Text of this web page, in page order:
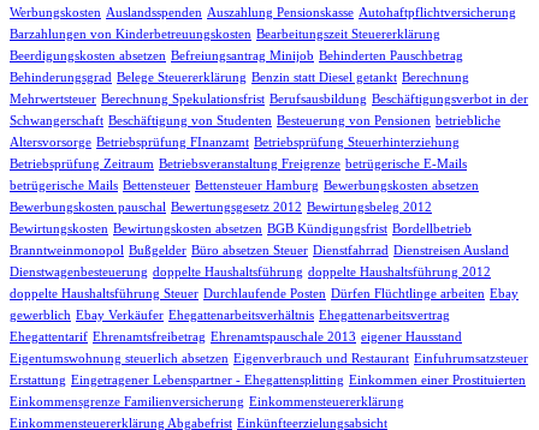
Werbungskosten Auslandsspenden Auszahlung Pensionskasse Autohaftpflichtversicherung
Barzahlungen von Kinderbetreuungskosten Bearbeitungszeit Steuererklärung
Beerdigungskosten absetzen Befreiungsantrag Minijob Behinderten Pauschbetrag
Behinderungsgrad Belege Steuererklärung Benzin statt Diesel getankt Berechnung
Mehrwertsteuer Berechnung Spekulationsfrist Berufsausbildung Beschäftigungsverbot in der
Schwangerschaft Beschäftigung von Studenten Besteuerung von Pensionen betriebliche
Altersvorsorge Betriebsprüfung FInanzamt Betriebsprüfung Steuerhinterziehung
Betriebsprüfung Zeitraum Betriebsveranstaltung Freigrenze betrügerische E-Mails
betrügerische Mails Bettensteuer Bettensteuer Hamburg Bewerbungskosten absetzen
Bewerbungskosten pauschal Bewertungsgesetz 2012 Bewirtungsbeleg 2012
Bewirtungskosten Bewirtungskosten absetzen BGB Kündigungsfrist Bordellbetrieb
Branntweinmonopol Bußgelder Büro absetzen Steuer Dienstfahrrad Dienstreisen Ausland
Dienstwagenbesteuerung doppelte Haushaltsführung doppelte Haushaltsführung 2012
doppelte Haushaltsführung Steuer Durchlaufende Posten Dürfen Flüchtlinge arbeiten Ebay
gewerblich Ebay Verkäufer Ehegattenarbeitsverhältnis Ehegattenarbeitsvertrag
Ehegattentarif Ehrenamtsfreibetrag Ehrenamtspauschale 2013 eigener Hausstand
Eigentumswohnung steuerlich absetzen Eigenverbrauch und Restaurant Einfuhrumsatzsteuer
Erstattung Eingetragener Lebenspartner - Ehegattensplitting Einkommen einer Prostituierten
Einkommensgrenze Familienversicherung Einkommensteuererklärung
Einkommensteuererklärung Abgabefrist Einkünfteerzielungsabsicht